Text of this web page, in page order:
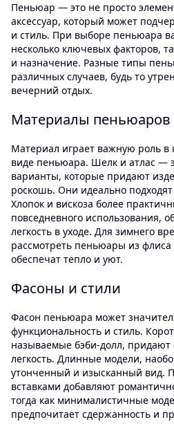
Пеньюар — это не просто
аксессуар, который может
и стиль. При выборе пеньюара
несколько ключевых факторов,
и назначение. Разные типы
различных случаев, будь то
вечерний отдых.
Материалы пеньюаров
Материал играет важную роль
виде пеньюара. Шелк и атлас —
варианты, которые придают
роскошь. Они идеально
Хлопок и вискоза более
повседневного использования,
легкость в уходе. Для зимнего
рассмотреть пеньюары из
обеспечат тепло и уют.
Фасоны и стили
Фасон пеньюара может
функциональность и стиль.
называемые бэби-долл, придают
легкость. Длинные модели,
утонченный и изысканный вид.
вставками добавляют
тогда как минималистичные
предпочитает сдержанность и